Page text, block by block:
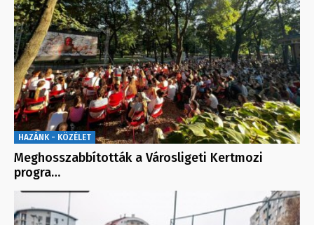
HAZÁNK - KÖZÉLET
Meghosszabbították a Városligeti Kertmozi
progra…